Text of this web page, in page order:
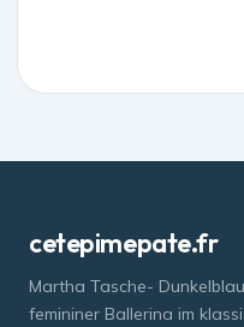
cetepimepate.fr
Martha Tasche-
femininer Ballerina im